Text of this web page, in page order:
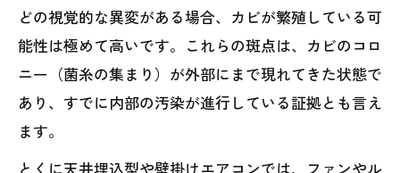
どの視覚的な異変がある場合、カビが繁殖している可
能性は極めて高いです。これらの斑点は、カビのコロ
ニー（菌糸の集まり）が外部にまで現れてきた状態で
あり、すでに内部の汚染が進行している証拠とも言え
ます。
とくに天井埋込型や壁掛けエアコンでは、ファンやル